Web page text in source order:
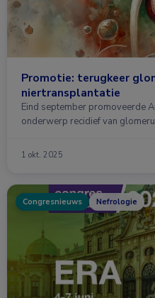
Promotie: terugkeer
niertransplantatie
Eind september promoveerde
onderwerp recidief van
1 okt. 2025
Congresnieuws Nefrologie